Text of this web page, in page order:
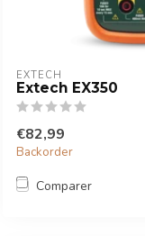
EXTECH
Extech EX350
€82,99
Backorder
Comparer